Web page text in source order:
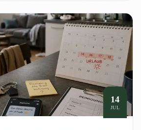
14
JUL